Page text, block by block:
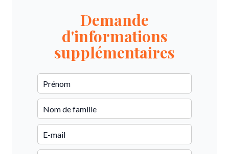
Demande
d'informations
supplémentaires